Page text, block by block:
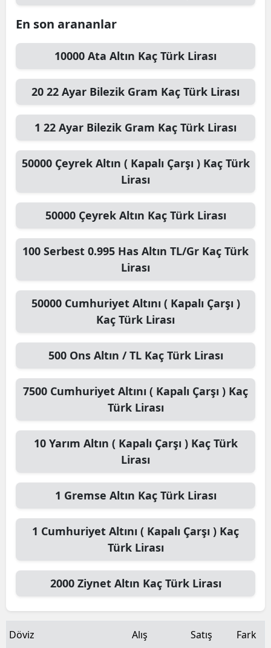
En son arananlar
10000 Ata Altın Kaç Türk Lirası
20 22 Ayar Bilezik Gram Kaç Türk Lirası
1 22 Ayar Bilezik Gram Kaç Türk Lirası
50000 Çeyrek Altın ( Kapalı Çarşı )Kaç Türk
Lirası
50000 Çeyrek Altın Kaç Türk Lirası
100 Serbest 0.995 Has Altın TL/Gr Kaç Türk
Lirası
50000 Cumhuriyet Altını ( Kapalı Çarşı )
Kaç Türk Lirası
500 Ons Altın / TLKaç Türk Lirası
7500 Cumhuriyet Altını ( Kapalı Çarşı ) Kaç
Türk Lirası
10 Yarım Altın ( Kapalı Çarşı )Kaç Türk
Lirası
1 Gremse Altın Kaç Türk Lirası
1 Cumhuriyet Altını ( Kapalı Çarşı ) Kaç
Türk Lirası
2000 Ziynet Altın Kaç Türk Lirası
Döviz Alış Satış Fark